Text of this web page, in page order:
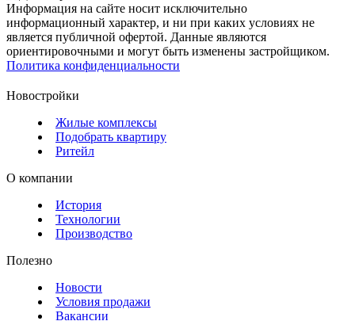
Информация на сайте носит исключительно
информационный характер, и ни при каких условиях не
является публичной офертой. Данные являются
ориентировочными и могут быть изменены застройщиком.
Политика конфиденциальности
Новостройки
Жилые комплексы
Подобрать квартиру
Ритейл
О компании
История
Технологии
Производство
Полезно
Новости
Условия продажи
Вакансии